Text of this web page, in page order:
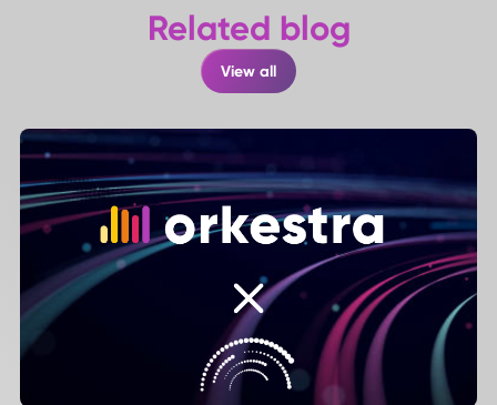
Related blog
View all